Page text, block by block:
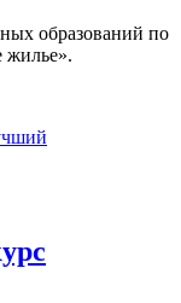
образований по
жилье».